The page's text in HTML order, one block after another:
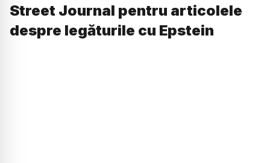
Street Journal pentru articolele
despre legăturile cu Epstein